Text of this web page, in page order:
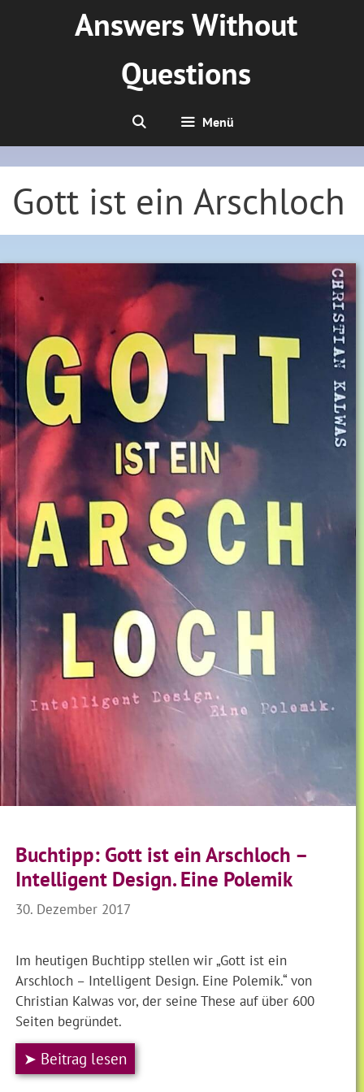
Answers Without
Questions
Menü
Gott ist ein Arschloch
Buchtipp: Gott ist ein Arschloch –
Intelligent Design. Eine Polemik
30. Dezember 2017
Im heutigen Buchtipp stellen wir „Gott ist ein
Arschloch – Intelligent Design. Eine Polemik.“ von
Christian Kalwas vor, der seine These auf über 600
Seiten begründet.
➤ Beitrag lesen